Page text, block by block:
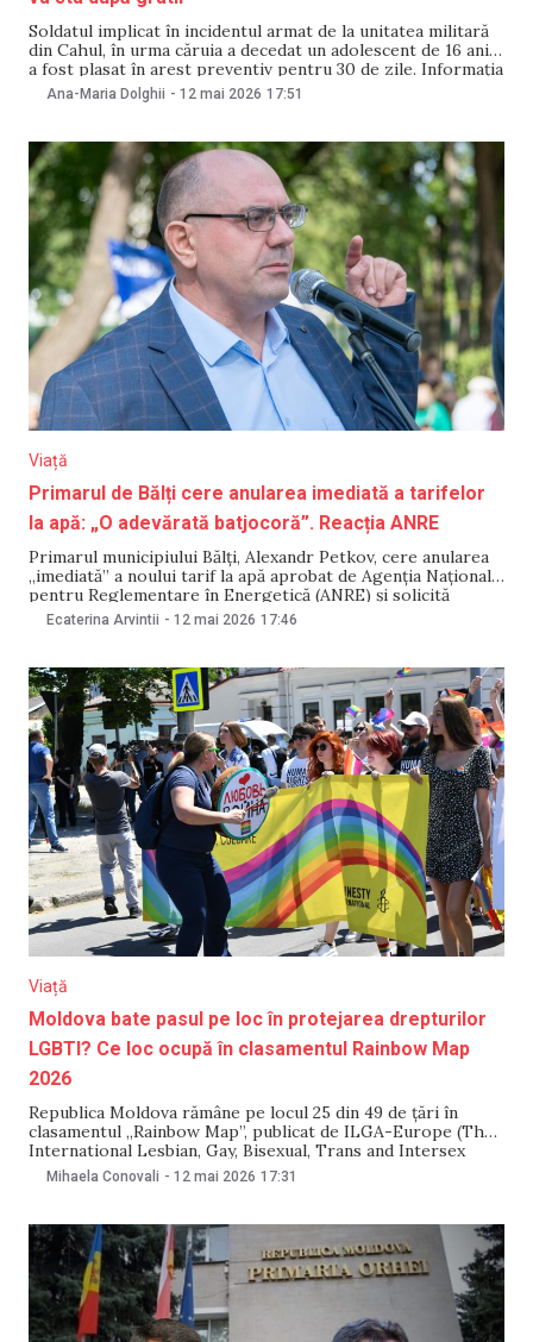
Soldatul implicat în incidentul armat de la unitatea militară
din Cahul, în urma căruia a decedat un adolescent de 16 ani,
a fost plasat în arest preventiv pentru 30 de zile. Informația
a fost confirmată de purtătoare de cuvânt a Procuraturii
Generale, Violina Moraru, pe 12 mai, pentru NewsMaker.
Ana-Maria Dolghii - 12 mai 2026 17:51
Viață
Primarul de Bălți cere anularea imediată a tarifelor
la apă: „O adevărată batjocoră”. Reacția ANRE
Primarul municipiului Bălți, Alexandr Petkov, cere anularea
„imediată” a noului tarif la apă aprobat de Agenția Națională
pentru Reglementare în Energetică (ANRE) și solicită
procuraturii să verifice activitatea conducerii întreprinderii
bălțenilor”. Acuzațiile sunt respinse de
Ecaterina Arvintii - 12 mai 2026 17:46
Viață
Moldova bate pasul pe loc în protejarea drepturilor
LGBTI? Ce loc ocupă în clasamentul Rainbow Map
2026
Republica Moldova rămâne pe locul 25 din 49 de țări în
clasamentul „Rainbow Map”, publicat de ILGA-Europe (The
International Lesbian, Gay, Bisexual, Trans and Intersex
Association), privind legislația și politicile referitoare la
Mihaela Conovali - 12 mai 2026 17:31